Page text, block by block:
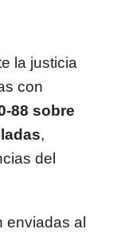
la justicia
con
88 sobre
,
del
enviadas al